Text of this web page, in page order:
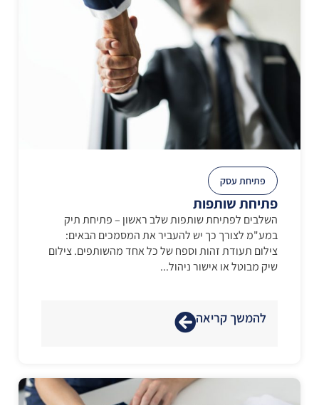
פתיחת עסק
פתיחת שותפות
השלבים לפתיחת שותפות שלב ראשון – פתיחת תיק
במע"מ לצורך כך יש להעביר את המסמכים הבאים:
צילום תעודת זהות וספח של כל אחד מהשותפים. צילום
שיק מבוטל או אישור ניהול...
להמשך קריאה